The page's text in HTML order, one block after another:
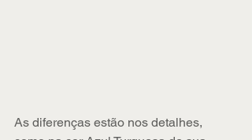
As diferenças estão nos detalhes,